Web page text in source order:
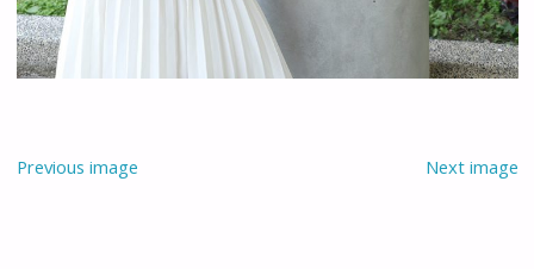
Previous image Next image